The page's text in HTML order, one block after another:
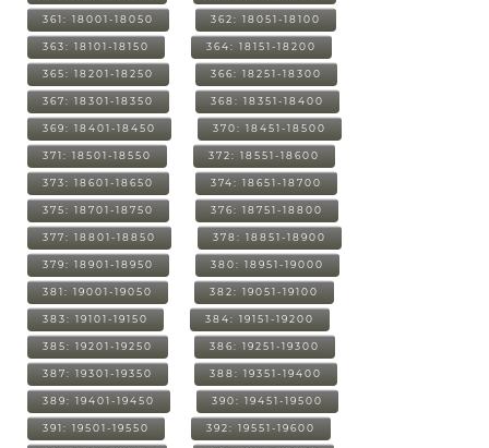
361: 18001-18050 362: 18051-18100
363: 18101-18150 364: 18151-18200
365: 18201-18250 366: 18251-18300
367: 18301-18350 368: 18351-18400
369: 18401-18450 370: 18451-18500
371: 18501-18550 372: 18551-18600
373: 18601-18650 374: 18651-18700
375: 18701-18750 376: 18751-18800
377: 18801-18850 378: 18851-18900
379: 18901-18950 380: 18951-19000
381: 19001-19050 382: 19051-19100
383: 19101-19150 384: 19151-19200
385: 19201-19250 386: 19251-19300
387: 19301-19350 388: 19351-19400
389: 19401-19450 390: 19451-19500
391: 19501-19550 392: 19551-19600